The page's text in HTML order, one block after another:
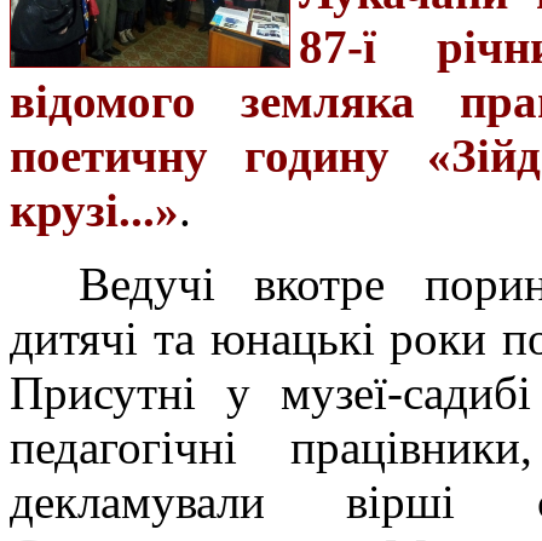
87-ї
відомого земляка
поетичну годину
крузі...».
Ведучі вкотре
дитячі та юнацькі роки
Присутні у музеї-
педагогічні
декламували вірші